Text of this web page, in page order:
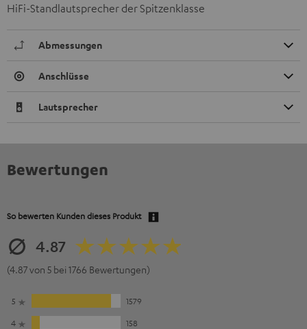
HiFi-Standlautsprecher der Spitzenklasse
Abmessungen
Anschlüsse
Lautsprecher
Bewertungen
So bewerten Kunden dieses Produkt
4.87
(4.87 von 5 bei 1766 Bewertungen)
5
1579
4
158